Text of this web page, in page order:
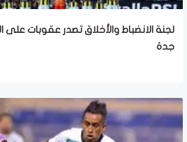
لجنة الانضباط والأخلاق تصدر عقوبات على
جدة